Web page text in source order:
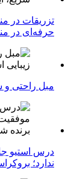
تزریقات در
حرفه‌ای در
مبل راحتی و
درس استیو
ندارد؛